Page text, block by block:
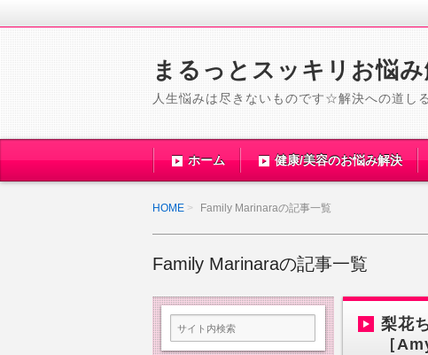
まるっとスッキリお悩
人生悩みは尽きないものです☆解決への道し
ホーム 健康/美容のお悩み解決
HOME Family Marinaraの記事一覧
Family Marinaraの記事一覧
梨花
［